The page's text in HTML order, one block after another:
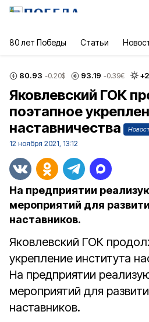
80 лет Победы Статьи
80.93 -0.20$ 93.19 -0.39€ +
Яковлевский ГОК
поэтапное
наставничества
12 ноября 2021, 13:12
На предприятии
мероприятий для
наставников.
Яковлевский ГОК
укрепление института
На предприятии
мероприятий для
наставников.